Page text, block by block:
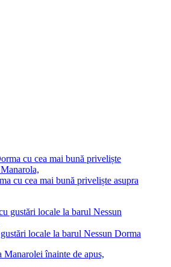
cu cea mai bună priveliște asupra
locale la barul Nessun Dorma